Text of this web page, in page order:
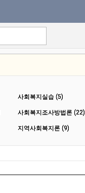
사회복지실습 (5)
사회복지조사방법론 (22)
지역사회복지론 (9)